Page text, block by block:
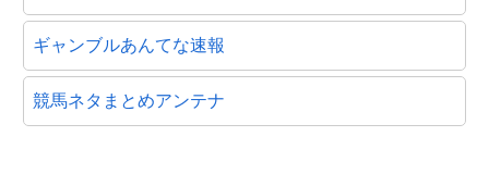
ギャンブルあんてな速報
競馬ネタまとめアンテナ